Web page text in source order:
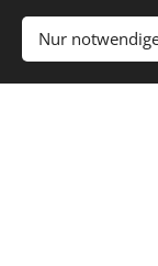
Nur